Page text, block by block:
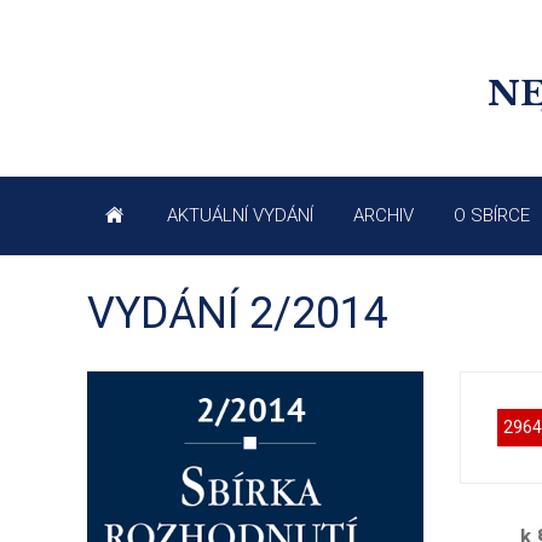
AKTUÁLNÍ VYDÁNÍ ARCHIV O SBÍRCE
VYDÁNÍ 2/2014
k